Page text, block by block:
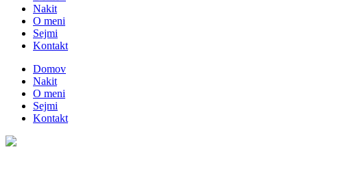
Nakit
O meni
Sejmi
Kontakt
Domov
Nakit
O meni
Sejmi
Kontakt